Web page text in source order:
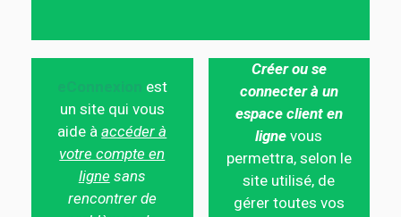
est
un site qui vous
aide àaccéder à
votre compte en
ligne sans
rencontrer de
Créer ou se
connecter à un
espace client en
ligne vous
permettra, selon le
site utilisé, de
gérer toutes vos